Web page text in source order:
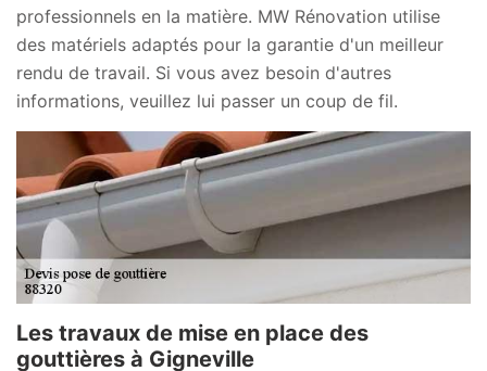
professionnels en la matière. MW Rénovation utilise
des matériels adaptés pour la garantie d'un meilleur
rendu de travail. Si vous avez besoin d'autres
informations, veuillez lui passer un coup de fil.
Les travaux de mise en place des
gouttières à Gigneville